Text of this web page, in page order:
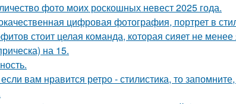
фото моих роскошных невест 2025 года.
цифровая фотография, портрет в
стоит целая команда, которая сияет не менее
на 15.
вам нравится ретро - стилистика, то